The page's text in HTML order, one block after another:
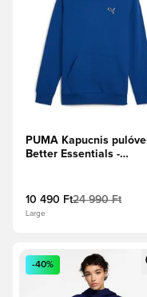
PUMA Kapucnis
Better Essentials -
10 490 Ft24 990 Ft
Large
Megnyit egy modált
-40%